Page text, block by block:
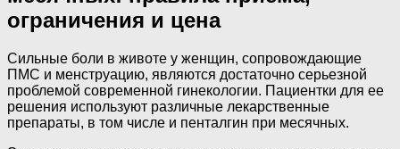
ограничения и цена
Сильные боли в животе у женщин, сопровождающие
ПМС и менструацию, являются достаточно серьезной
проблемой современной гинекологии. Пациентки для ее
решения используют различные лекарственные
препараты, в том числе и пенталгин при месячных.